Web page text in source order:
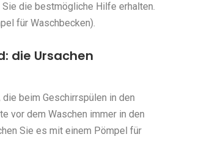
die bestmögliche Hilfe erhalten.
für Waschbecken).
die Ursachen
beim Geschirrspülen in den
vor dem Waschen immer in den
Sie es mit einem Pömpel für